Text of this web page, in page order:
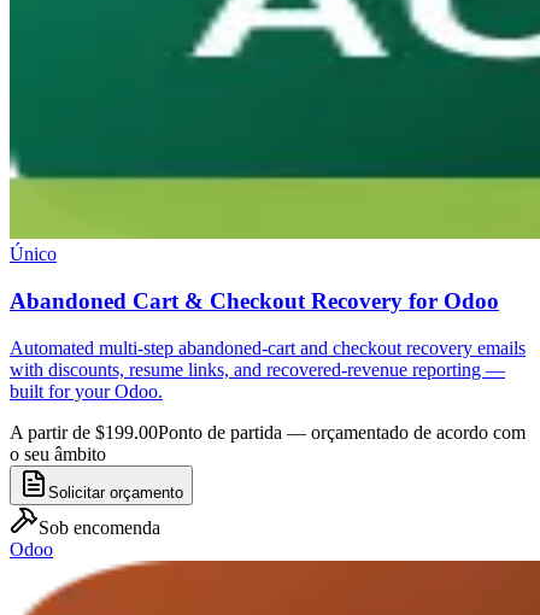
Único
Abandoned Cart & Checkout Recovery for Odoo
Automated multi-step abandoned-cart and checkout recovery emails
with discounts, resume links, and recovered-revenue reporting —
built for your Odoo.
A partir de $199.00Ponto de partida — orçamentado de acordo com
o seu âmbito
Solicitar orçamento
Sob encomenda
Odoo